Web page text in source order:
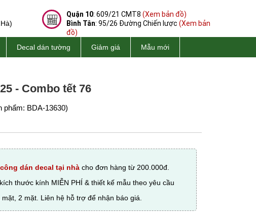
Quận 10: 609/21 CMT8 (Xem bản đồ)
Bình Tân: 95/26 Đường Chiến lược (Xem bản
đồ)
Decal dán tường Giảm giá Mẫu mới
- Combo tết 76
phẩm: BDA-13630)
dán decal tại nhà cho đơn hàng từ 200.000đ.
thước kính MIỄN PHÍ & thiết kế mẫu theo yêu cầu
2 mặt. Liên hệ hỗ trợ để nhận báo giá.